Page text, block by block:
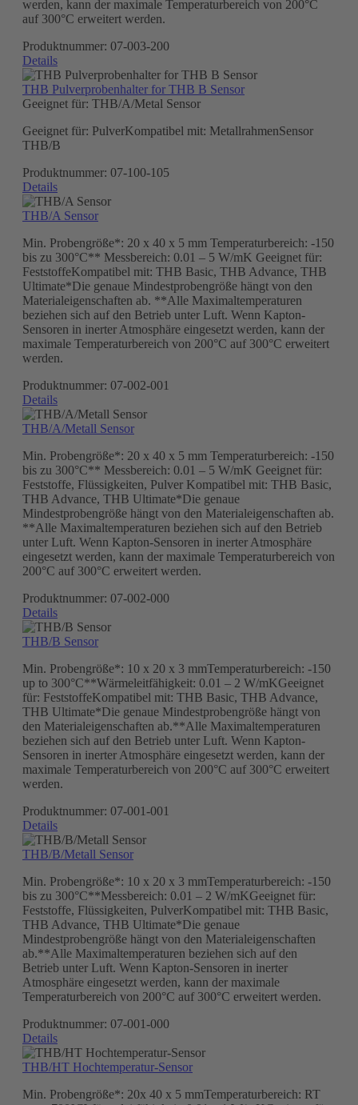
werden, kann der maximale Temperaturbereich von 200°C
auf 300°C erweitert werden.
Produktnummer: 07-003-200
Details
THB Pulverprobenhalter for THB B Sensor
Geeignet für: THB/A/Metal Sensor
Geeignet für: PulverKompatibel mit: MetallrahmenSensor
THB/B
Produktnummer: 07-100-105
Details
THB/A Sensor
Min. Probengröße*: 20 x 40 x 5 mm Temperaturbereich: -150
bis zu 300°C** Messbereich: 0.01 – 5 W/mK Geeignet für:
FeststoffeKompatibel mit: THB Basic, THB Advance, THB
Ultimate*Die genaue Mindestprobengröße hängt von den
Materialeigenschaften ab. **Alle Maximaltemperaturen
beziehen sich auf den Betrieb unter Luft. Wenn Kapton-
Sensoren in inerter Atmosphäre eingesetzt werden, kann der
maximale Temperaturbereich von 200°C auf 300°C erweitert
werden.
Produktnummer: 07-002-001
Details
THB/A/Metall Sensor
Min. Probengröße*: 20 x 40 x 5 mm Temperaturbereich: -150
bis zu 300°C** Messbereich: 0.01 – 5 W/mK Geeignet für:
Feststoffe, Flüssigkeiten, Pulver Kompatibel mit: THB Basic,
THB Advance, THB Ultimate*Die genaue
Mindestprobengröße hängt von den Materialeigenschaften ab.
**Alle Maximaltemperaturen beziehen sich auf den Betrieb
unter Luft. Wenn Kapton-Sensoren in inerter Atmosphäre
eingesetzt werden, kann der maximale Temperaturbereich von
200°C auf 300°C erweitert werden.
Produktnummer: 07-002-000
Details
THB/B Sensor
Min. Probengröße*: 10 x 20 x 3 mmTemperaturbereich: -150
up to 300°C**Wärmeleitfähigkeit: 0.01 – 2 W/mKGeeignet
für: FeststoffeKompatibel mit: THB Basic, THB Advance,
THB Ultimate*Die genaue Mindestprobengröße hängt von
den Materialeigenschaften ab.**Alle Maximaltemperaturen
beziehen sich auf den Betrieb unter Luft. Wenn Kapton-
Sensoren in inerter Atmosphäre eingesetzt werden, kann der
maximale Temperaturbereich von 200°C auf 300°C erweitert
werden.
Produktnummer: 07-001-001
Details
THB/B/Metall Sensor
Min. Probengröße*: 10 x 20 x 3 mmTemperaturbereich: -150
bis zu 300°C**Messbereich: 0.01 – 2 W/mKGeeignet für:
Feststoffe, Flüssigkeiten, PulverKompatibel mit: THB Basic,
THB Advance, THB Ultimate*Die genaue
Mindestprobengröße hängt von den Materialeigenschaften
ab.**Alle Maximaltemperaturen beziehen sich auf den
Betrieb unter Luft. Wenn Kapton-Sensoren in inerter
Atmosphäre eingesetzt werden, kann der maximale
Temperaturbereich von 200°C auf 300°C erweitert werden.
Produktnummer: 07-001-000
Details
THB/HT Hochtemperatur-Sensor
Min. Probengröße*: 20x 40 x 5 mmTemperaturbereich: RT